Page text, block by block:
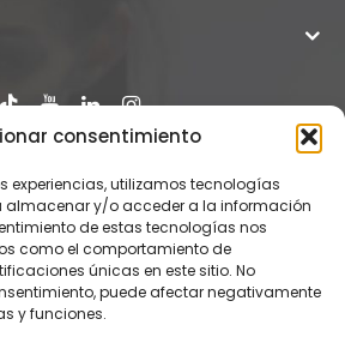
consentimiento
experiencias, utilizamos tecnologías
almacenar y/o acceder a la información
de estas tecnologías nos
como el comportamiento de
únicas en este sitio. No
puede afectar negativamente
y funciones.
Hoyos 2025